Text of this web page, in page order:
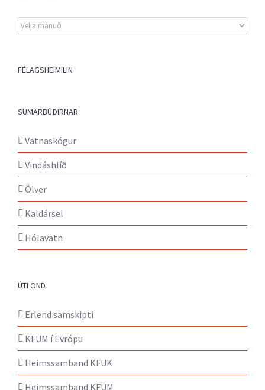
Eldri
fréttir
FÉLAGSHEIMILIN
SUMARBÚÐIRNAR
Vatnaskógur
Vindáshlíð
Ölver
Kaldársel
Hólavatn
ÚTLÖND
Erlend samskipti
KFUM í Evrópu
Heimssamband KFUK
Heimssamband KFUM